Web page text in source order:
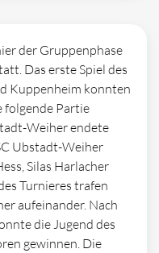
der Gruppenphase
Das erste Spiel des
Kuppenheim konnten
folgende Partie
Weiher endete
Ubstadt-Weiher
Silas Harlacher
Turnieres trafen
aufeinander. Nach
die Jugend des
gewinnen. Die